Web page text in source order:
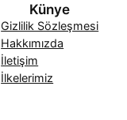
Künye
Gizlilik Sözleşmesi
Hakkımızda
İletişim
İlkelerimiz